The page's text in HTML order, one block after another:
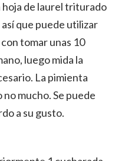
hoja de laurel triturado
que puede utilizar
tomar unas 10
luego mida la
La pimienta
mucho. Se puede
a su gusto.